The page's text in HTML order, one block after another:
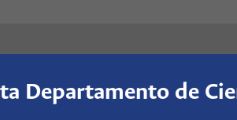
Departamento de